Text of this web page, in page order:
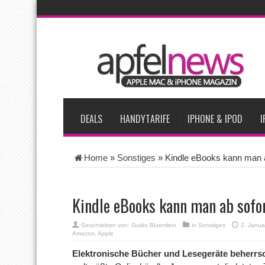
Bericht: iPad-Lieferungen im 2. Quartal 2026 um 7,5 Prozent
Vom iPad-Design zum eigenen T-Shirt: Checkliste für Apple-
Apple testet zwei neue Display-Panels für iPhone-Modelle 2027
Apples Smartbrille könnte das nächste große Gesundheits-
DEALS HANDYTARIFE IPHONE & IPOD
Home » Sonstiges » Kindle eBooks kann
Kindle eBooks kann man ab
Geschrieben von: Guido Bluemlein in Sonstiges 2.
Amazon Apple
Elektronische Bücher und Lesegeräte